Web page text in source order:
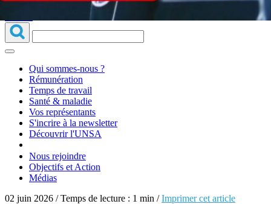
Objectifs et Action
Qui sommes-nous ?
Rémunération
Temps de travail
Santé & maladie
Vos représentants
S'incrire à la newsletter
Découvrir l'UNSA
Nous rejoindre
Objectifs et Action
Médias
02 juin 2026 / Temps de lecture : 1 min /Imprimer cet article